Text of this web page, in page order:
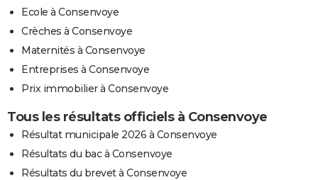
Ecole à Consenvoye
Crèches à Consenvoye
Maternités à Consenvoye
Entreprises à Consenvoye
Prix immobilier à Consenvoye
Tous les résultats officiels à Consenvoye
Résultat municipale 2026 à Consenvoye
Résultats du bac à Consenvoye
Résultats du brevet à Consenvoye